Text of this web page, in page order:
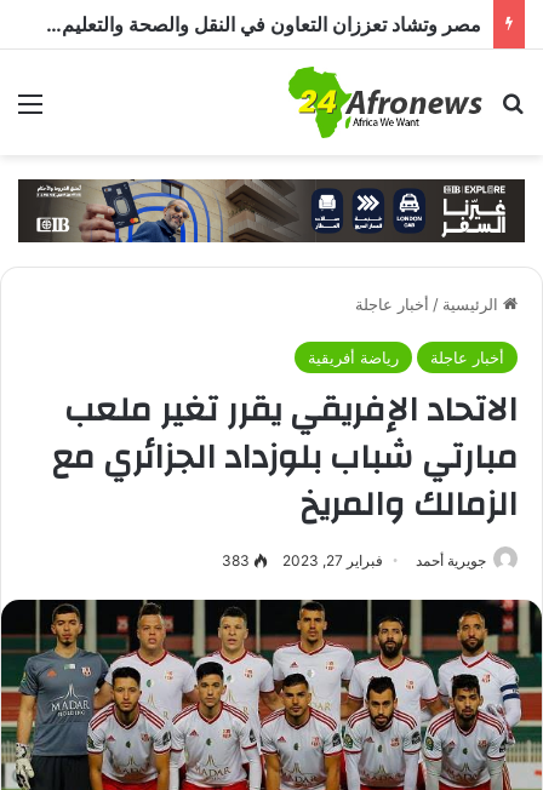
مصر وتشاد تعززان التعاون في النقل والصحة والتعليم والاستثمار خلال الدورة الرابعة للجنة المشتركة
بحث عن
الرئيسية / أخبار عاجلة
أخبار عاجلة رياضة أفريقية
الاتحاد الإفريقي يقرر تغير ملعب
مبارتي شباب بلوزداد الجزائري مع
الزمالك والمريخ
جويرية أحمد فبراير 27, 2023 383